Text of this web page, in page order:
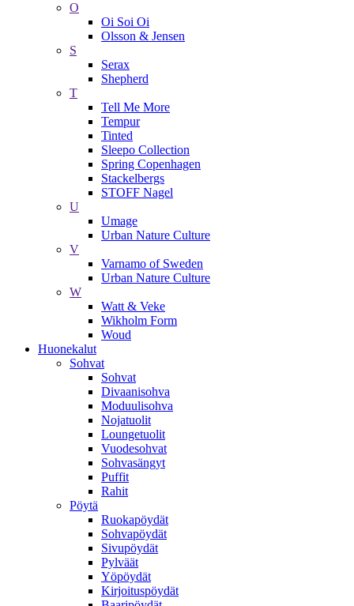
O
Oi Soi Oi
Olsson & Jensen
S
Serax
Shepherd
T
Tell Me More
Tempur
Tinted
Sleepo Collection
Spring Copenhagen
Stackelbergs
STOFF Nagel
U
Umage
Urban Nature Culture
V
Varnamo of Sweden
Urban Nature Culture
W
Watt & Veke
Wikholm Form
Woud
Huonekalut
Sohvat
Sohvat
Divaanisohva
Moduulisohva
Nojatuolit
Loungetuolit
Vuodesohvat
Sohvasängyt
Puffit
Rahit
Pöytä
Ruokapöydät
Sohvapöydät
Sivupöydät
Pylväät
Yöpöydät
Kirjoituspöydät